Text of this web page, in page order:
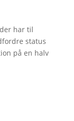
har til
status
på en halv